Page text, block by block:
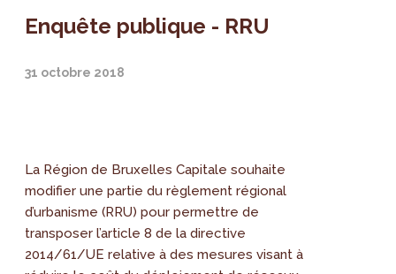
Enquête publique - RRU
31 octobre 2018
La Région de Bruxelles Capitale souhaite
modifier une partie du règlement régional
d’urbanisme (RRU) pour permettre de
transposer l’article 8 de la directive
2014/61/UE relative à des mesures visant à